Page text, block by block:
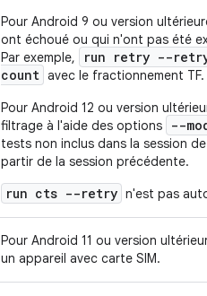
Pour Android 9 ou version
ont échoué ou qui n'ont pas été
Par exemple,
run retry --
count avec le fractionnement TF.
Pour Android 12 ou version
filtrage à l'aide des options
--
tests non inclus dans la session
partir de la session précédente.
run cts --retry n'est pas
Pour Android 11 ou version
un appareil avec carte SIM.